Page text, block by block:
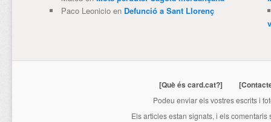
Paco Leonicioen Defunció a Sant Llorenç
[Què és card.cat?]
Podeu enviar els vostres escrits i
Els articles estan signats, i els